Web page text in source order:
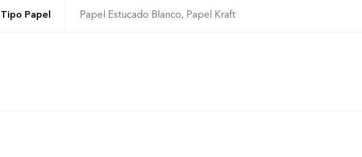
Tipo Papel Papel Estucado Blanco, Papel Kraft